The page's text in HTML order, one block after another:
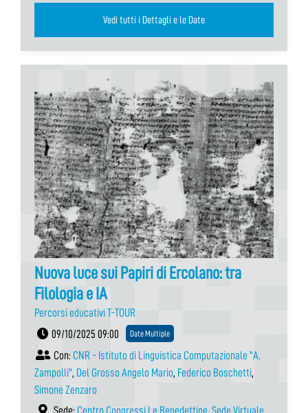
Vedi tutti i Dettagli e le Date
Nuova luce sui Papiri di Ercolano: tra
Filologia e IA
Percorsi educativi T-TOUR
09/10/2025 09:00
Date Multiple
Con: CNR - Istituto di Linguistica Computazionale "A.
Zampolli", Del Grosso Angelo Mario, Federico Boschetti,
Simone Zenzaro